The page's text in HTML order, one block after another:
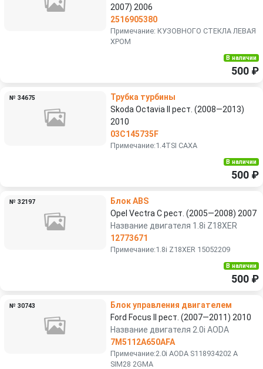
2007) 2006
2516905380
Примечание: КУЗОВНОГО СТЕКЛА ЛЕВАЯ
ХРОМ
В наличии
500 ₽
№ 34675
Трубка турбины
Skoda Octavia II рест. (2008—2013)
2010
03C145735F
Примечание:1.4TSI CAXA
В наличии
500 ₽
№ 32197
Блок ABS
Opel Vectra C рест. (2005—2008) 2007
Название двигателя 1.8i Z18XER
12773671
Примечание:1.8i Z18XER 15052209
В наличии
500 ₽
№ 30743
Блок управления двигателем
Ford Focus II рест. (2007—2011) 2010
Название двигателя 2.0i AODA
7M5112A650AFA
Примечание:2.0i AODA S118934202 A
SIM28 2GMA